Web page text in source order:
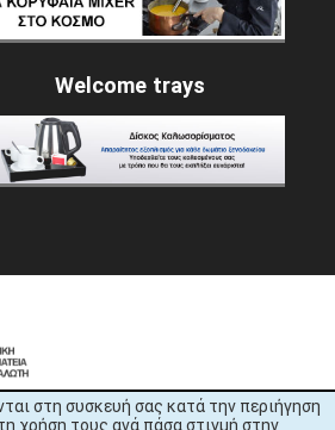
στη συσκευή σας κατά την περιήγηση
χρήση τους ανά πάσα στιγμή στην
Welcome trays